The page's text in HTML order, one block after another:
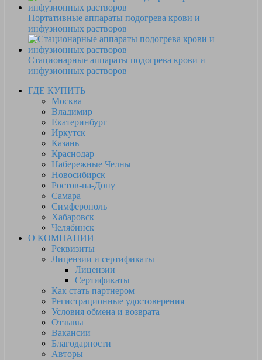
Портативные аппараты подогрева крови и
инфузионных растворов
Стационарные аппараты подогрева крови и
инфузионных растворов
ГДЕ КУПИТЬ
Москва
Владимир
Екатеринбург
Иркутск
Казань
Краснодар
Набережные Челны
Новосибирск
Ростов-на-Дону
Самара
Симферополь
Хабаровск
Челябинск
О КОМПАНИИ
Реквизиты
Лицензии и сертификаты
Лицензии
Сертификаты
Как стать партнером
Регистрационные удостоверения
Условия обмена и возврата
Отзывы
Вакансии
Благодарности
Авторы